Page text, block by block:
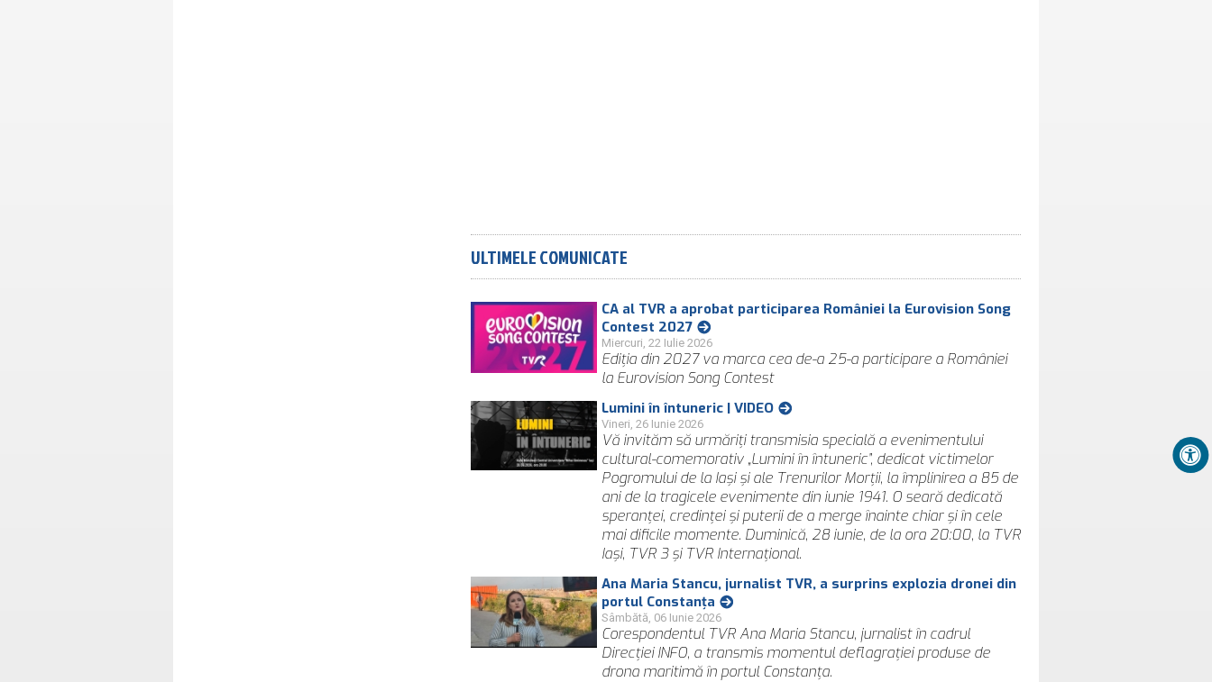
ULTIMELE COMUNICATE
CA al TVR a aprobat participarea României la Eurovision Song
Contest 2027
Miercuri, 22 Iulie 2026
Ediţia din 2027 va marca cea de-a 25-a participare a României
la Eurovision Song Contest
Lumini în întuneric | VIDEO
Vineri, 26 Iunie 2026
Vă invităm să urmăriți transmisia specială a evenimentului
cultural-comemorativ „Lumini în întuneric”, dedicat victimelor
Pogromului de la Iași și ale Trenurilor Morții, la împlinirea a 85 de
ani de la tragicele evenimente din iunie 1941. O seară dedicată
speranței, credinței și puterii de a merge înainte chiar și în cele
mai dificile momente. Duminică, 28 iunie, de la ora 20:00, la TVR
Iași, TVR 3 și TVR Internațional.
Ana Maria Stancu, jurnalist TVR, a surprins explozia dronei din
portul Constanța
Sâmbătă, 06 Iunie 2026
Corespondentul TVR Ana Maria Stancu, jurnalist în cadrul
Direcției INFO, a transmis momentul deflagrației produse de
drona maritimă în portul Constanța.